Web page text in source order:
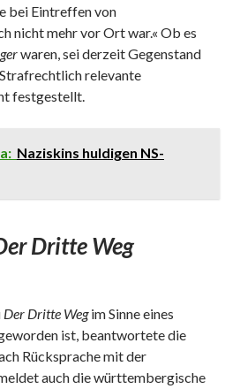
bei Eintreffen von
nicht mehr vor Ort war.« Ob es
waren, sei derzeit Gegenstand
relevante
festgestellt.
Naziskins huldigen NS-
Dritte Weg
Der Dritte Wegim Sinne eines
ist, beantwortete die
Rücksprache mit der
auch die württembergische